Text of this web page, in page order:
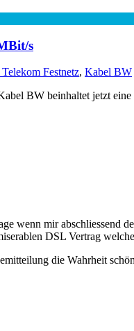
s
Festnetz, Kabel BW
BW beinhaltet jetzt
wenn mir abschliessend
DSL Vertrag
die Wahrheit